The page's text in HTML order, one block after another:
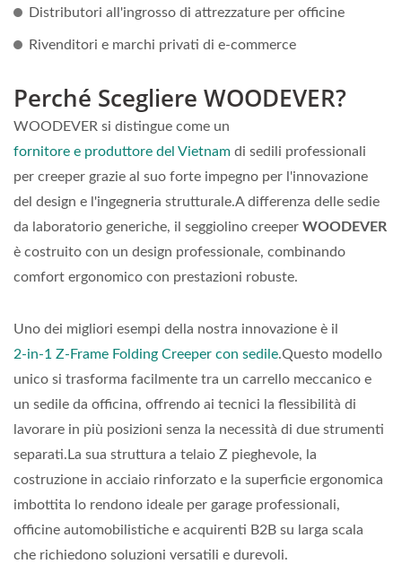
Distributori all'ingrosso di attrezzature per officine
Rivenditori e marchi privati di e-commerce
Perché Scegliere WOODEVER?
WOODEVER si distingue come un
fornitore e produttore del Vietnam di sedili professionali
per creeper grazie al suo forte impegno per l'innovazione
del design e l'ingegneria strutturale.A differenza delle sedie
da laboratorio generiche, il seggiolino creeper WOODEVER
è costruito con un design professionale, combinando
comfort ergonomico con prestazioni robuste.
Uno dei migliori esempi della nostra innovazione è il
2-in-1 Z-Frame Folding Creeper con sedile.Questo modello
unico si trasforma facilmente tra un carrello meccanico e
un sedile da officina, offrendo ai tecnici la flessibilità di
lavorare in più posizioni senza la necessità di due strumenti
separati.La sua struttura a telaio Z pieghevole, la
costruzione in acciaio rinforzato e la superficie ergonomica
imbottita lo rendono ideale per garage professionali,
officine automobilistiche e acquirenti B2B su larga scala
che richiedono soluzioni versatili e durevoli.